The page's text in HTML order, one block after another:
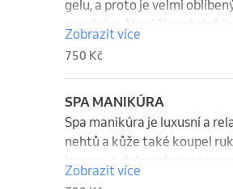
gelu, a proto je velmi
manikúru. Nanáší se stejně
vrstva vytvrzena v UV nebo
nehtu.
Zobrazit více
750 Kč
SPA MANIKÚRA
Spa manikúra je luxusní a
nehtů a kůže také koupel
jemnou a dokonale
intenzivně pečovat o
Zobrazit více